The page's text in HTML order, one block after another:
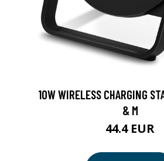
10W WIRELESS CHARGING
& M
44.4 EUR